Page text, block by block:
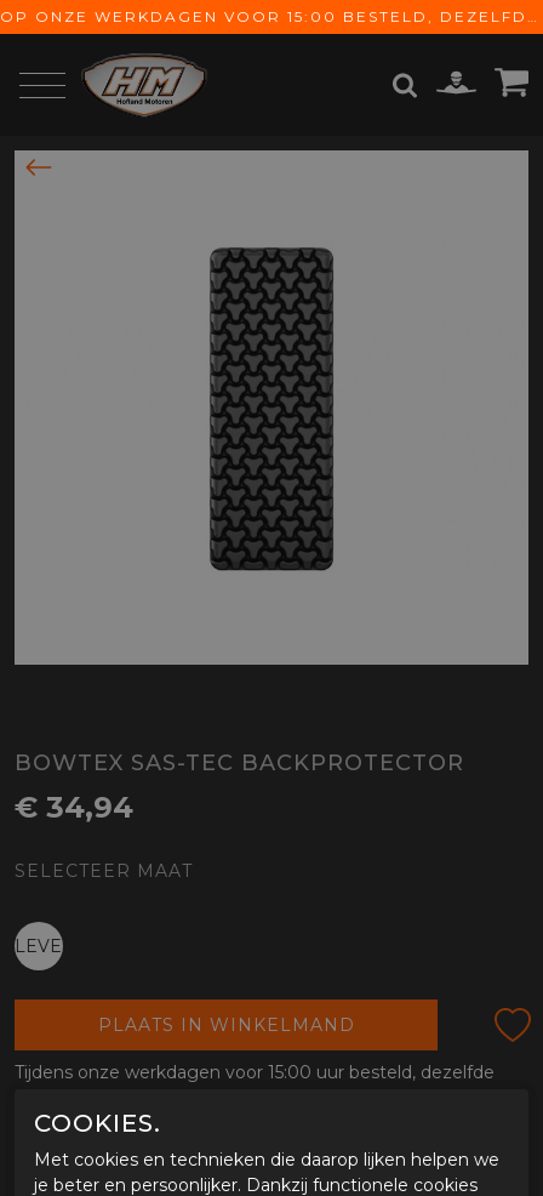
OP ONZE WERKDAGEN VOOR 15:00 BESTELD, DEZELFDE DAG VERZONDEN! GRATIS VERZENDING VANAF € 65,-
BOWTEX SAS-TEC BACKPROTECTOR
€ 34,94
SELECTEER MAAT
LEVEL
2
PLAATS IN WINKELMAND
Tijdens onze werkdagen voor 15:00 uur besteld, dezelfde
OMSCHRIJVING BOWTEX SAS-TEC
BACKPROTECTOR
COOKIES.
Met cookies en technieken die daarop lijken helpen we
je beter en persoonlijker. Dankzij functionele cookies